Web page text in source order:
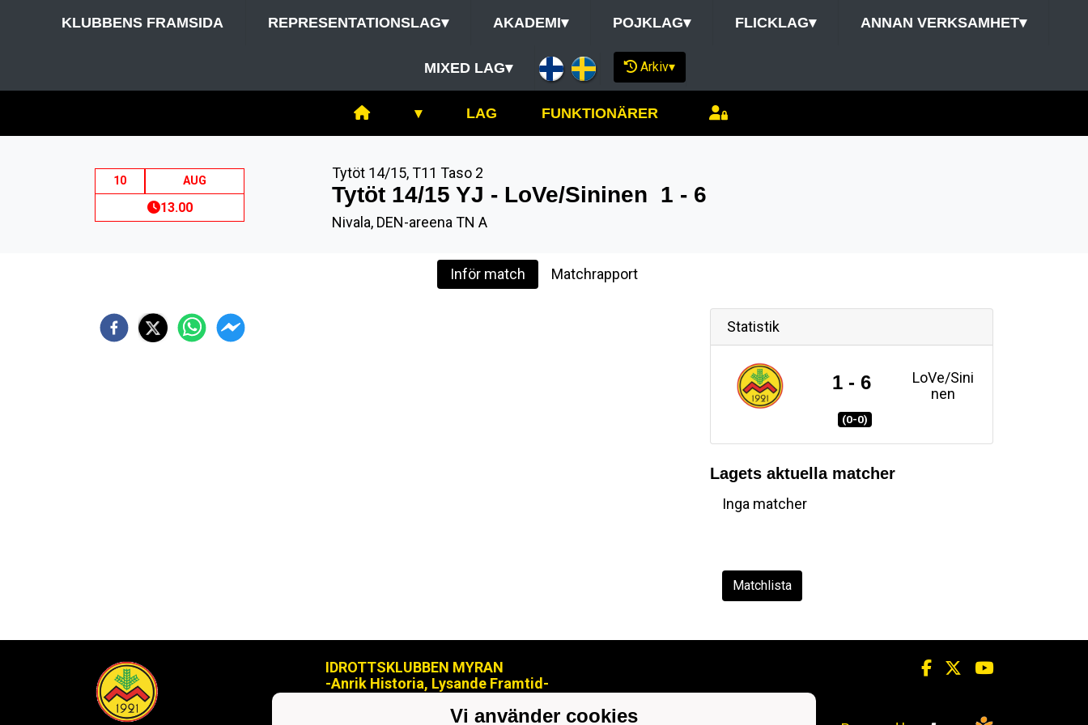
KLUBBENS FRAMSIDA REPRESENTATIONSLAG▾ AKADEMI▾ POJKLAG▾ FLICKLAG▾ ANNAN VERKSAMHET▾
MIXED LAG▾ Arkiv▾
▾ LAG FUNKTIONÄRER
10 AUG
13.00
Tytöt 14/15,T11 Taso 2
Tytöt 14/15 YJ - LoVe/Sininen 1 - 6
Nivala, DEN-areena TN A
Inför match Matchrapport
Statistik
1 - 6
LoVe/Sini
nen
(0-0)
Lagets aktuella matcher
Inga matcher
Matchlista
IDROTTSKLUBBEN MYRAN
-Anrik Historia, Lysande Framtid-
Vi använder cookies